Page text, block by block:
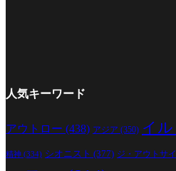
人気キーワード
アウトロー (438) アジア (350) イ
精神 (334) シオニスト (377) ジ・アウトサ